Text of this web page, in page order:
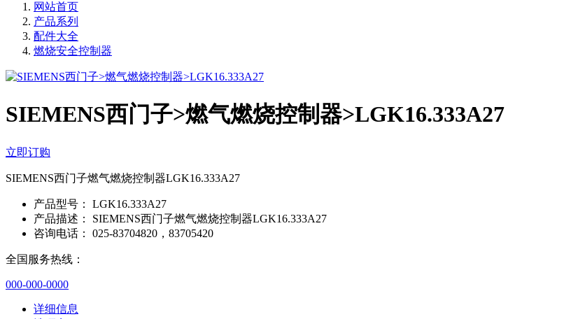
网站首页
产品系列
配件大全
燃烧安全控制器
SIEMENS西门子>燃气燃烧控制器>LGK16.333A27
立即订购
SIEMENS西门子燃气燃烧控制器LGK16.333A27
产品型号：
LGK16.333A27
产品描述：
SIEMENS西门子燃气燃烧控制器LGK16.333A27
咨询电话：
025-83704820，83705420
全国服务热线：
000-000-0000
详细信息